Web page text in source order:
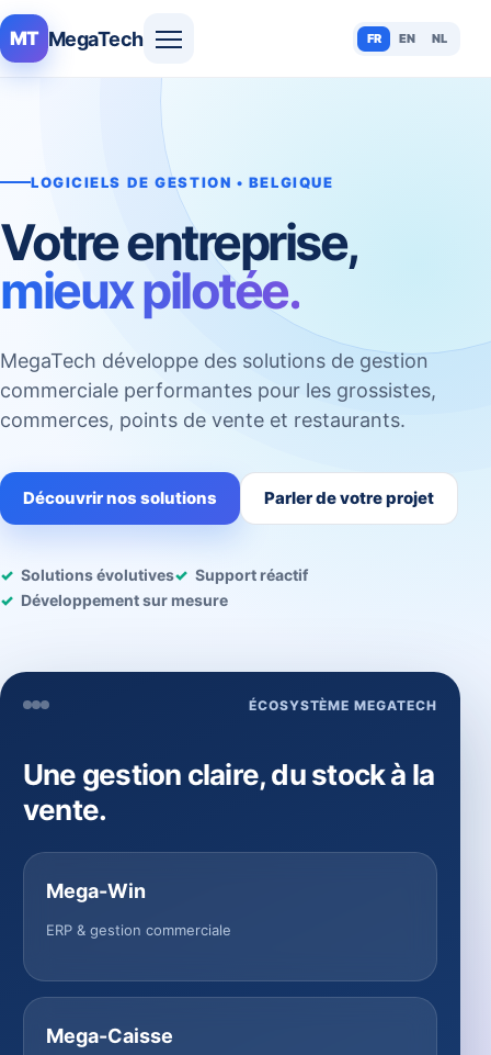
MT MegaTech FR EN NL
LOGICIELS DE GESTION • BELGIQUE
Votre entreprise,
mieux pilotée.
MegaTech développe des solutions de gestion
commerciale performantes pour les grossistes,
commerces, points de vente et restaurants.
Découvrir nos solutions Parler de votre projet
Solutions évolutives
Support réactif
Développement sur mesure
ÉCOSYSTÈME MEGATECH
Une gestion claire, du stock à la
vente.
Mega-Win
ERP & gestion commerciale
Mega-Caisse